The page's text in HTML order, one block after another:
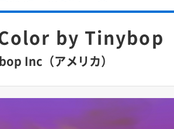
by Tinybop
Inc（アメリカ）